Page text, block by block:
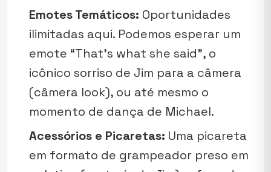
Emotes Temáticos: Oportunidades
ilimitadas aqui. Podemos esperar um
emote “That’s what she said”, o
icônico sorriso de Jim para a câmera
(câmera look), ou até mesmo o
momento de dança de Michael.
Acessórios e Picaretas: Uma picareta
em formato de grampeador preso em